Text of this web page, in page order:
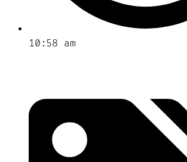
10:58 am